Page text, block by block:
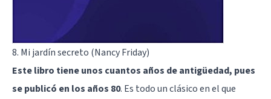
8. Mi jardín secreto (Nancy Friday)
Este libro tiene unos cuantos años de antigüedad, pues
se publicó en los años 80. Es todo un clásico en el que